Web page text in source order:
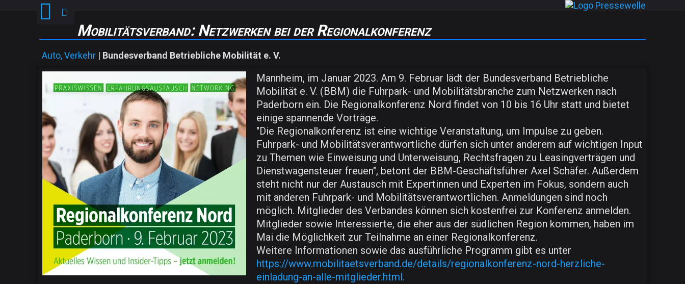
Mobilitätsverband: Netzwerken bei der Regionalkonferenz
Auto, Verkehr | Bundesverband Betriebliche Mobilität e. V.
Mannheim, im Januar 2023. Am 9. Februar lädt der Bundesverband Betriebliche
Mobilität e. V. (BBM) die Fuhrpark- und Mobilitätsbranche zum Netzwerken nach
Paderborn ein. Die Regionalkonferenz Nord findet von 10 bis 16 Uhr statt und bietet
einige spannende Vorträge.
"Die Regionalkonferenz ist eine wichtige Veranstaltung, um Impulse zu geben.
Fuhrpark- und Mobilitätsverantwortliche dürfen sich unter anderem auf wichtigen Input
zu Themen wie Einweisung und Unterweisung, Rechtsfragen zu Leasingverträgen und
Dienstwagensteuer freuen", betont der BBM-Geschäftsführer Axel Schäfer. Außerdem
steht nicht nur der Austausch mit Expertinnen und Experten im Fokus, sondern auch
mit anderen Fuhrpark- und Mobilitätsverantwortlichen. Anmeldungen sind noch
möglich. Mitglieder des Verbandes können sich kostenfrei zur Konferenz anmelden.
Mitglieder sowie Interessierte, die eher aus der südlichen Region kommen, haben im
Mai die Möglichkeit zur Teilnahme an einer Regionalkonferenz.
Weitere Informationen sowie das ausführliche Programm gibt es unter
https://www.mobilitaetsverband.de/details/regionalkonferenz-nord-herzliche-
einladung-an-alle-mitglieder.html.